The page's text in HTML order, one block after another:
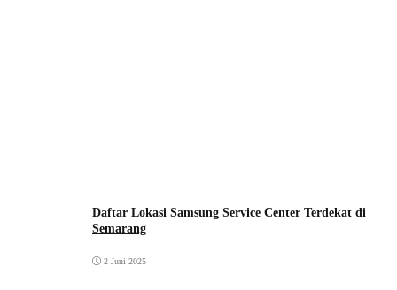
Daftar Lokasi Samsung Service Center Terdekat di
Semarang
2 Juni 2025